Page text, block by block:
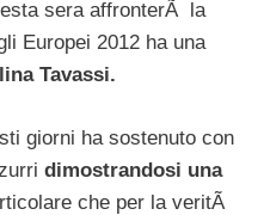
sera affronterÃ la
Europei 2012 ha una
Tavassi.
giorni ha sostenuto con
dimostrandosi una
che per la veritÃ